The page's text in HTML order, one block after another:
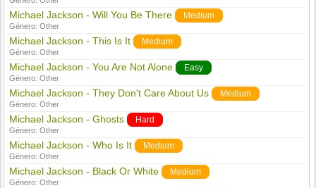
Michael Jackson - Will You Be There Medium
Género:Other
Michael Jackson - This Is It Medium
Género:Other
Michael Jackson - You Are Not Alone Easy
Género:Other
Michael Jackson - They Don't Care About Us Medium
Género:Other
Michael Jackson - Ghosts Hard
Género:Other
Michael Jackson - Who Is It Medium
Género:Other
Michael Jackson - Black Or White Medium
Género:Other